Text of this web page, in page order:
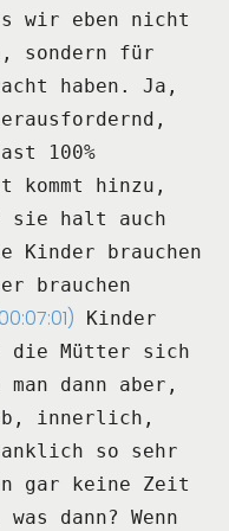
wir eben
nicht
sondern für
haben.
Ja,
100%
kommt hinzu,
sie halt auch
Kinder brauchen
brauchen
Kinder
die Mütter sich
man dann aber,
innerlich,
so sehr
gar keine Zeit
dann?
Wenn